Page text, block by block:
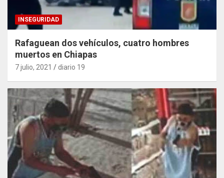
INSEGURIDAD
Rafaguean dos vehículos, cuatro hombres
muertos en Chiapas
7 julio, 2021 diario 19